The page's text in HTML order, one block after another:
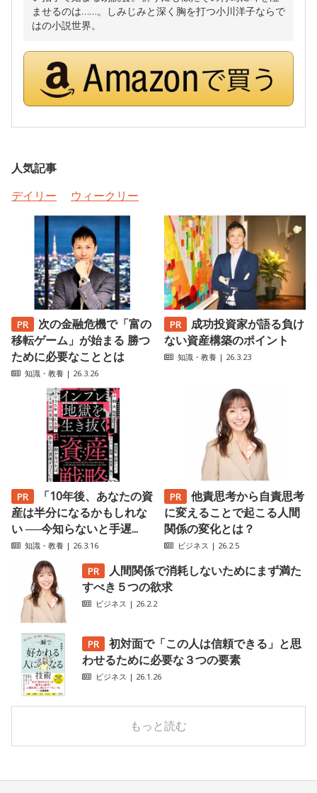
ませるのは……。しみじみと深く胸を打つ小川洋子ならで
はの小説世界。
人気記事
デイリー
ウィークリー
次の金融危機で「富の
移転ゲーム」が始まる 勝つ
ために必要なこととは
知識・教養 | 26.3.26
成功投資家が語る負け
ない資産構築のポイント
知識・教養 | 26.3.23
「10年後、あなたの資
産は半分になるかもしれな
い ──今知らないと手遅...
知識・教養 | 26.3.16
他責思考から自責思考
に変えることで起こる人間
関係の変化とは？
ビジネス | 26.2.5
人間関係で消耗しないためにまず満た
すべき５つの欲求
ビジネス | 26.2.2
初対面で「この人は信頼できる」と思
わせるために必要な３つの要素
ビジネス | 26.1.26
もっと読む